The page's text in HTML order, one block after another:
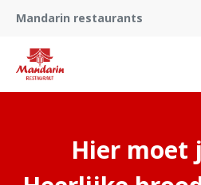
Mandarin restaurants
Hier moet